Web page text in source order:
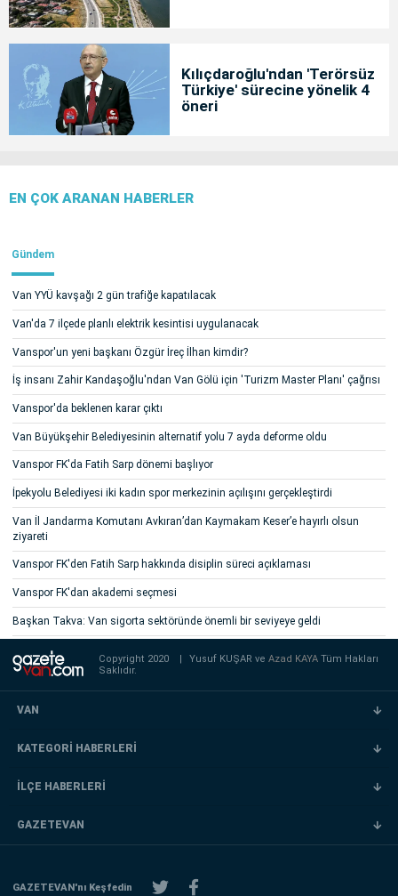
Kılıçdaroğlu'ndan 'Terörsüz
Türkiye' sürecine yönelik 4
öneri
EN ÇOK ARANAN HABERLER
Gündem
Van YYÜ kavşağı 2 gün trafiğe kapatılacak
Van'da 7 ilçede planlı elektrik kesintisi uygulanacak
Vanspor'un yeni başkanı Özgür İreç İlhan kimdir?
İş insanı Zahir Kandaşoğlu'ndan Van Gölü için 'Turizm Master Planı' çağrısı
Vanspor'da beklenen karar çıktı
Van Büyükşehir Belediyesinin alternatif yolu 7 ayda deforme oldu
Vanspor FK'da Fatih Sarp dönemi başlıyor
İpekyolu Belediyesi iki kadın spor merkezinin açılışını gerçekleştirdi
Van İl Jandarma Komutanı Avkıran’dan Kaymakam Keser’e hayırlı olsun
ziyareti
Vanspor FK'den Fatih Sarp hakkında disiplin süreci açıklaması
Vanspor FK'dan akademi seçmesi
Başkan Takva: Van sigorta sektöründe önemli bir seviyeye geldi
Copyright 2020 Yusuf KUŞAR veAzad KAYATüm Hakları
Saklıdır.
VAN
KATEGORİ HABERLERİ
İLÇE HABERLERİ
GAZETEVAN
GAZETEVAN'nı Keşfedin